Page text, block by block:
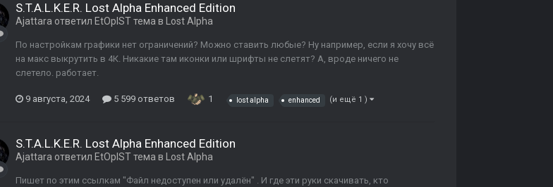
S.T.A.L.K.E.R. Lost Alpha Enhanced Edition
Ajattara ответил EtOpISTтема в Lost Alpha
По настройкам графики нет ограничений? Можно ставить любые? Ну например, если я хочу всё
на макс выкрутить в 4К. Никакие там иконки или шрифты не слетят? А, вроде ничего не
слетело. работает.
9 августа, 2024 5 599 ответов 1 lost alpha enhanced (и ещё 1 )
S.T.A.L.K.E.R. Lost Alpha Enhanced Edition
Ajattara ответил EtOpISTтема в Lost Alpha
Пишет по этим ссылкам "Файл недоступен или удалён" . И где эти руки скачивать, кто